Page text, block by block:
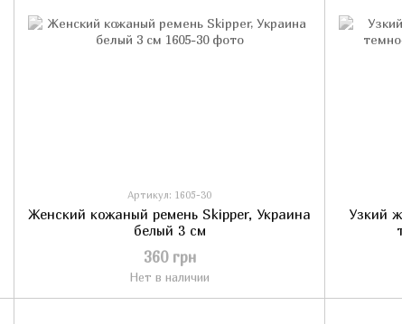
Артикул: 1605-30
Женский кожаный ремень Skipper, Украина
белый 3 см
360 грн
Нет в наличии
Узкий